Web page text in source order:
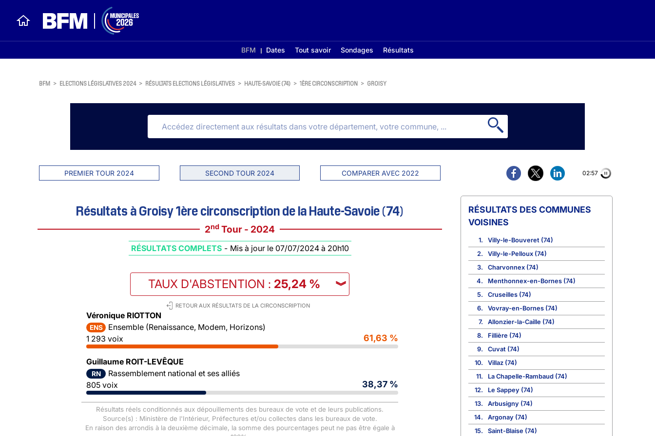
BFM Dates Tout savoir Sondages Résultats
BFM > ELECTIONS LÉGISLATIVES 2024 > RÉSULTATS ELECTIONS LÉGISLATIVES > HAUTE-SAVOIE (74) > 1ÈRE CIRCONSCRIPTION > GROISY
PREMIER TOUR 2024 SECOND TOUR 2024 COMPARER AVEC 2022 02:56
Résultats à Groisy 1ère circonscription de la Haute-Savoie (74)
2nd Tour - 2024
RÉSULTATS COMPLETS - Mis à jour le 07/07/2024 à 20h10
TAUX D'ABSTENTION : 25,24 % ︾
RETOUR AUX RÉSULTATS DE LA CIRCONSCRIPTION
Véronique RIOTTON
ENS
Ensemble (Renaissance, Modem, Horizons)
1 293 voix
61,63 %
Guillaume ROIT-LEVÊQUE
RN
Rassemblement national et ses alliés
805 voix
38,37 %
Résultats réels conditionnés aux dépouillements des bureaux de vote et de leurs publications.
Source(s) : Ministère de l'Intérieur, Préfectures et/ou collectes dans les bureaux de vote.
En raison des arrondis à la deuxième décimale, la somme des pourcentages peut ne pas être égale à
COMMUNES
VOISINES
1.
Villy-le-Bouveret (74)
2.
Villy-le-Pelloux (74)
3.
Charvonnex (74)
4.
Menthonnex-en-Bornes (74)
5.
Cruseilles (74)
6.
Vovray-en-Bornes (74)
7.
Allonzier-la-Caille (74)
8.
Fillière (74)
9.
Cuvat (74)
10.
Villaz (74)
11.
La Chapelle-Rambaud (74)
12.
Le Sappey (74)
13.
Arbusigny (74)
14.
Argonay (74)
15.
Saint-Blaise (74)